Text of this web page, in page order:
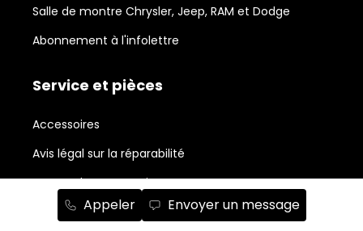
Appeler Envoyer un message
Salle de montre Chrysler, Jeep, RAM et Dodge
Abonnement à l'infolettre
Service et pièces
Accessoires
Avis légal sur la réparabilité
Centre de carrosserie
Commande de pièces